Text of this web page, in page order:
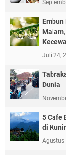
Juli 24,
Dunia
5 Cafe
di
Agustus